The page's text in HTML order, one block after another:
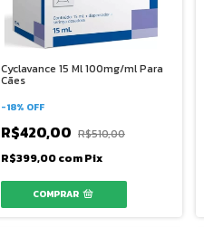
Cyclavance 15 Ml 100mg/ml Para
Cães
-18% OFF
R$420,00 R$510,00
R$399,00comPix